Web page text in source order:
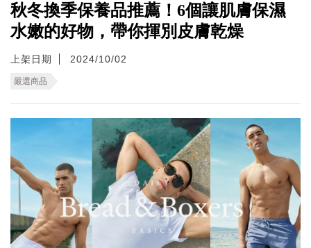
秋冬換季保養品推薦！6個讓肌膚保濕
水嫩的好物，帶你揮別皮膚乾燥
上架日期 2024/10/02
嚴選商品